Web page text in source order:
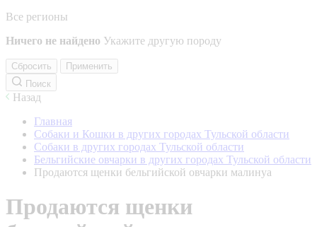
Все регионы
Ничего не найдено Укажите другую породу
Сбросить
Применить
Поиск
Назад
Главная
Собаки и Кошки в других городах Тульской области
Собаки в других городах Тульской области
Бельгийские овчарки в других городах Тульской области
Продаются щенки бельгийской овчарки малинуа
Продаются щенки